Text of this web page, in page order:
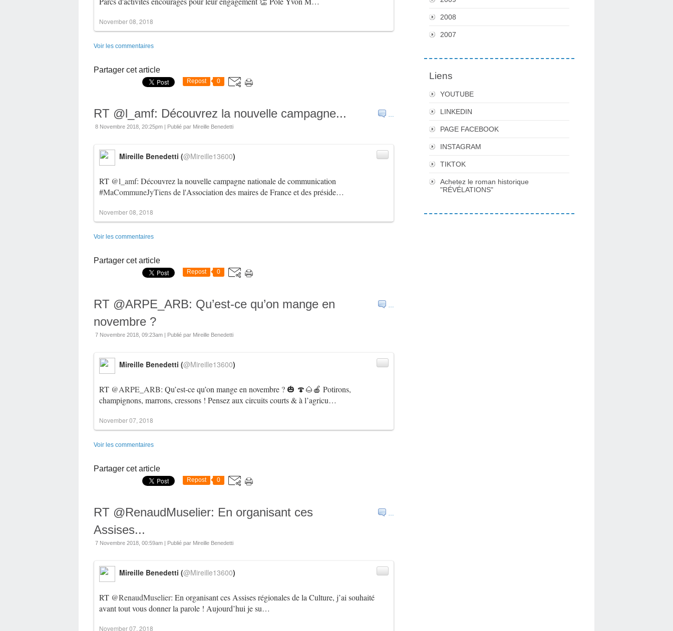
November 08, 2018
Voir les commentaires
Partager cet article
Repost 0
…
RT @l_amf: Découvrez la nouvelle campagne...
8 Novembre 2018, 20:25pm | Publié par Mireille Benedetti
RT @l_amf: Découvrez la nouvelle campagne nationale de communication
#MaCommuneJyTiensde l'Association des maires de France et des préside…
Mireille Benedetti (@Mireille13600)
November 08, 2018
Voir les commentaires
Partager cet article
Repost 0
…
RT @ARPE_ARB: Qu’est-ce qu’on mange en
novembre ?
7 Novembre 2018, 09:23am | Publié par Mireille Benedetti
RT @ARPE_ARB: Qu’est-ce qu’on mange en novembre ? 🎃 🍄🌰🍎 Potirons,
champignons, marrons, cressons ! Pensez aux circuits courts & à l’agricu…
Mireille Benedetti (@Mireille13600)
November 07, 2018
Voir les commentaires
Partager cet article
Repost 0
…
RT @RenaudMuselier: En organisant ces
Assises...
7 Novembre 2018, 00:59am | Publié par Mireille Benedetti
RT @RenaudMuselier: En organisant ces Assises régionales de la Culture, j’ai souhaité
avant tout vous donner la parole ! Aujourd’hui je su…
Mireille Benedetti (@Mireille13600)
November 07, 2018
2008
2007
Liens
YOUTUBE
LINKEDIN
PAGE FACEBOOK
INSTAGRAM
TIKTOK
Achetez le roman historique
"RÉVÉLATIONS"